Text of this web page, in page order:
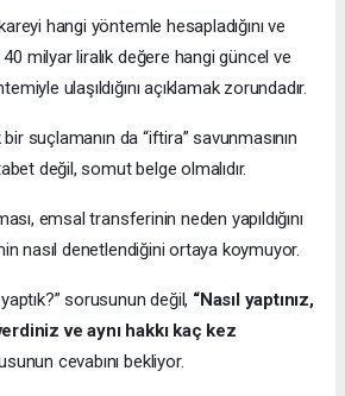
hangi yöntemle hesapladığını ve
milyar liralık değere hangi güncel ve
ulaşıldığını açıklamak zorundadır.
suçlamanın da “iftira” savunmasının
değil, somut belge olmalıdır.
emsal transferinin neden yapıldığını
nasıl denetlendiğini ortaya koymuyor.
sorusunun değil, “Nasıl yaptınız,
ve aynı hakkı kaç kez
cevabını bekliyor.